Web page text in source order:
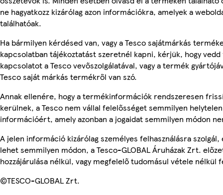
ne hagyatkozz kizárólag azon információkra, amelyek a
találhatóak.
Ha bármilyen kérdésed van, vagy a Tesco sajátmárkás
kapcsolatban tájékoztatást szeretnél kapni, kérjük, hogy vedd
kapcsolatot a Tesco vevőszolgálatával, vagy a termék
Tesco saját márkás termékről van szó.
Annak ellenére, hogy a termékinformációk rendszeresen
kerülnek, a Tesco nem vállal felelősséget semmilyen helytelen
információért, amely azonban a jogaidat semmilyen módon
A jelen információ kizárólag személyes felhasználásra szolgál,
lehet semmilyen módon, a Tesco-GLOBAL Áruházak Zrt.
hozzájárulása nélkül, vagy megfelelő tudomásul vétele nélkül
©TESCO-GLOBAL Zrt.